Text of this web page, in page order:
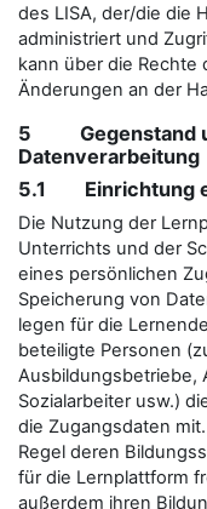
des LISA, der/die die
administriert und
kann über die Rechte
Änderungen an der
5 Gegenstand
Datenverarbeitung
5.1 Einrichtung
Die Nutzung der
Unterrichts und der
eines persönlichen
Speicherung von
legen für die
beteiligte Personen
Ausbildungsbetriebe,
Sozialarbeiter usw.)
die Zugangsdaten
Regel deren
für die Lernplattform
außerdem ihren